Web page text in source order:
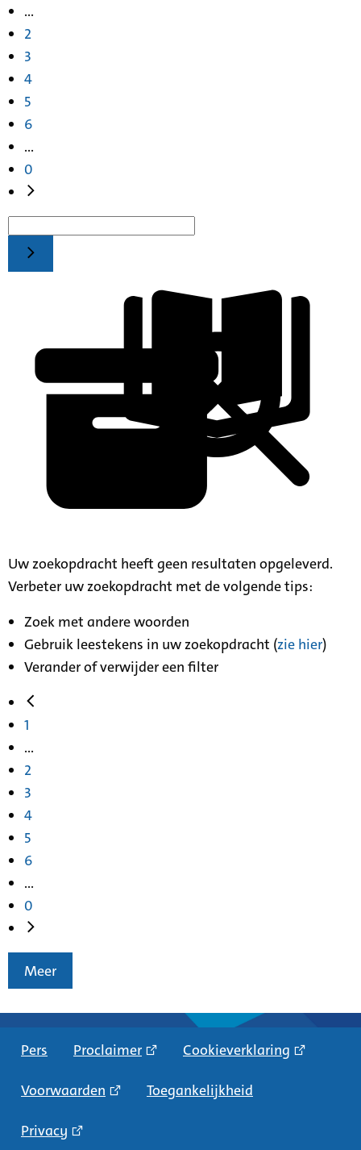
...
2
3
4
5
6
...
0
Uw zoekopdracht heeft geen resultaten opgeleverd.
Verbeter uw zoekopdracht met de volgende tips:
Zoek met andere woorden
Gebruik leestekens in uw zoekopdracht (zie hier)
Verander of verwijder een filter
1
...
2
3
4
5
6
...
0
Meer
Pers Proclaimer Cookieverklaring
Voorwaarden Toegankelijkheid
Privacy